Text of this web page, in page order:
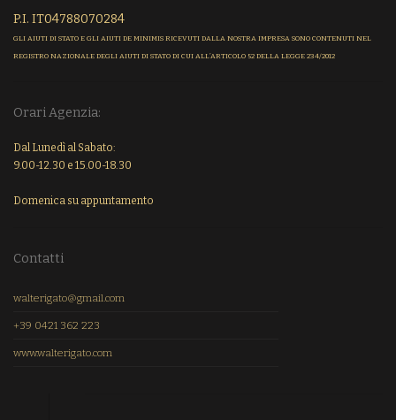
P.I. IT04788070284
GLI AIUTI DI STATO E GLI AIUTI DE MINIMIS RICEVUTI DALLA NOSTRA IMPRESA SONO CONTENUTI NEL
REGISTRO NAZIONALE DEGLI AIUTI DI STATO DI CUI ALL’ARTICOLO 52 DELLA LEGGE 234/2012
Orari Agenzia:
Dal Lunedì al Sabato:
9.00-12.30 e 15.00-18.30
Domenica su appuntamento
Contatti
walterigato@gmail.com
+39 0421 362 223
www.walterigato.com